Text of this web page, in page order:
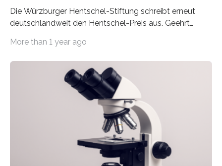
Die Würzburger Hentschel-Stiftung schreibt erneut
deutschlandweit den Hentschel-Preis aus. Geehrt
hochrangige wissenschaftliche Publikation zum Thema
Schlaganfall“ mit Sitz in Würzburg fördert die
Schlaganfallforschung, um die Behandlung der
Betroffenen zu verbessern. Dazu schreibt sie auch in
diesem Jahr wieder deutschlandweit den Hentschel-
Preis aus. Er richtet sich gezielt an jüngere
Forscherinnen und Forscher unter 40 Jahren. Geehrt
werden soll eine herausragende Doktorarbeit oder eine
hochrangige wissenschaftliche Publikation zum Thema
More than 1 year ago